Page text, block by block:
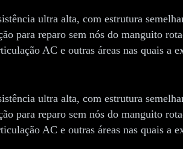
ultra alta, com estrutura
para reparo sem nós do manguito
AC e outras áreas nas quais a
ultra alta, com estrutura
para reparo sem nós do manguito
AC e outras áreas nas quais a